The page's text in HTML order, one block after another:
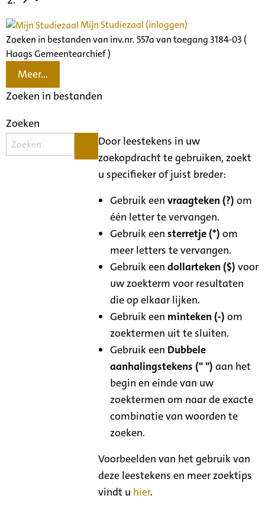
Mijn Studiezaal (inloggen)
Zoeken in bestanden van inv.nr. 557a van toegang 3184-03 (
Haags Gemeentearchief )
Meer...
Zoeken in bestanden
Zoeken
Door leestekens in uw
zoekopdracht te gebruiken, zoekt
u specifieker of juist breder:
Gebruik eenvraagteken (?) om
één letter te vervangen.
Gebruik eensterretje (*) om
meer letters te vervangen.
Gebruik eendollarteken ($) voor
uw zoekterm voor resultaten
die op elkaar lijken.
Gebruik een minteken (-) om
zoektermen uit te sluiten.
Gebruik een Dubbele
aanhalingstekens (" ") aan het
begin en einde van uw
zoektermen om naar de exacte
combinatie van woorden te
zoeken.
Voorbeelden van het gebruik van
deze leestekens en meer zoektips
vindt u hier.